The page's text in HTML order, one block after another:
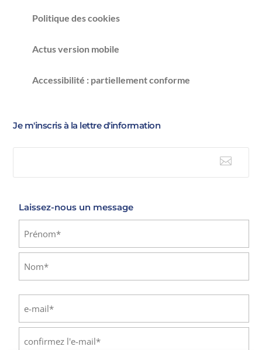
Politique des cookies
Actus version mobile
Accessibilité : partiellement conforme
Je m'inscris à la lettre d'information

Laissez-nous un message
Prénom
mail(Nécessaire)
Saisissez
un